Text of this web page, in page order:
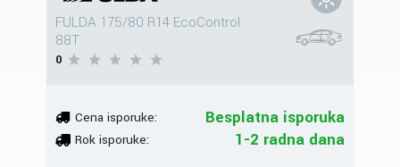
FULDA 175/80 R14 EcoControl
88T
0
Cena isporuke: Besplatna isporuka
Rok isporuke: 1-2 radna dana